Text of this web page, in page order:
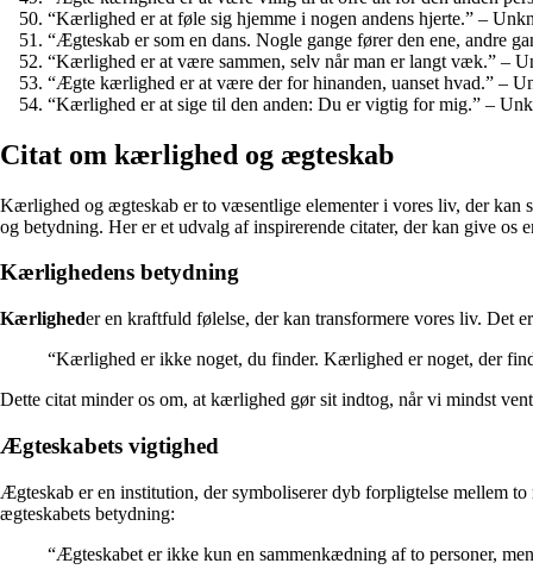
“Kærlighed er at føle sig hjemme i nogen andens hjerte.” –
“Ægteskab er som en dans. Nogle gange fører den ene, andre
“Kærlighed er at være sammen, selv når man er langt væk.” –
“Ægte kærlighed er at være der for hinanden, uanset hvad.” –
“Kærlighed er at sige til den anden: Du er vigtig for mig.” –
Citat om kærlighed og ægteskab
Kærlighed og ægteskab er to væsentlige elementer i vores liv, der kan
og betydning. Her er et udvalg af inspirerende citater, der kan give
Kærlighedens betydning
Kærligheder en kraftfuld følelse, der kan transformere vores liv. Det
“Kærlighed er ikke noget, du finder. Kærlighed er noget, der
Dette citat minder os om, at kærlighed gør sit indtog, når vi mindst
Ægteskabets vigtighed
Ægteskab er en institution, der symboliserer dyb forpligtelse mellem
ægteskabets betydning:
“Ægteskabet er ikke kun en sammenkædning af to personer,